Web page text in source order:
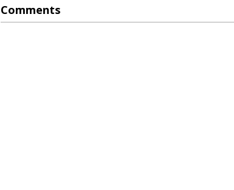
Comments